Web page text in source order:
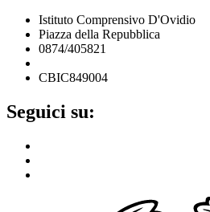
Istituto Comprensivo D'Ovidio
Piazza della Repubblica
0874/405821
CBIC849004
Seguici su: